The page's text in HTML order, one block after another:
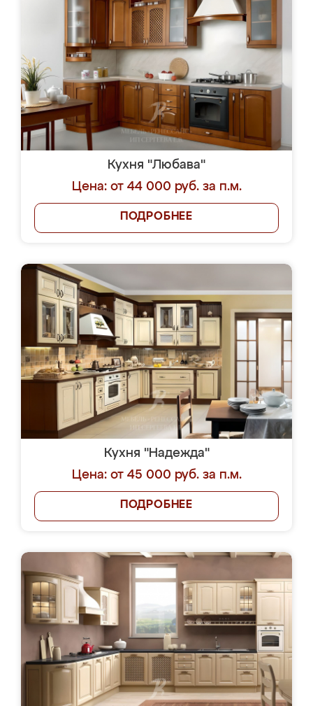
Кухня "Любава"
Цена: от 44 000 руб. за п.м.
ПОДРОБНЕЕ
Кухня "Надежда"
Цена: от 45 000 руб. за п.м.
ПОДРОБНЕЕ